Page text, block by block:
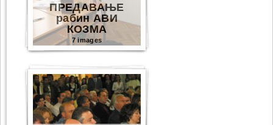
ПРЕДАВАЊЕ
рабин АВИ
КОЗМА
7 images